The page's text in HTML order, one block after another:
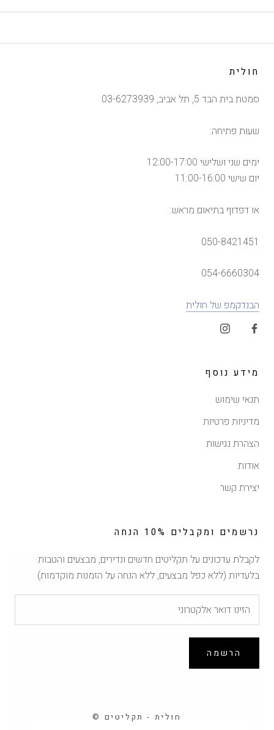
הנחה של 10% ברכישה
ראשונה
הירשמו לרשימת התפוצה וקבלו 10% הנחה לרכישה
הקרובה באתר (לא כולל הזמנות מוקדמות, אין כפל מבצעים)
הרשמה
חולית
סמטת בית הבד 5, תל אביב, 03-6273939
שעות פתיחה:
ימים שני ושלישי 12:00-17:00
יום שישי 11:00-16:00
או דפדוף בתיאום מראש:
050-8421451
054-6660304
הבנדקמפ של חולית
מידע נוסף
תנאי שימוש
מדיניות פרטיות
הצהרת נגישות
אודות
יצירת קשר
נרשמים ומקבלים 10% הנחה
לקבלת עדכונים על תקליטים חדשים ונדירים, מבצעים והטבות
בלעדיות (ללא כפל מבצעים, ללא הנחה על הזמנות מוקדמות)
הרשמה
© חולית - תקליטים